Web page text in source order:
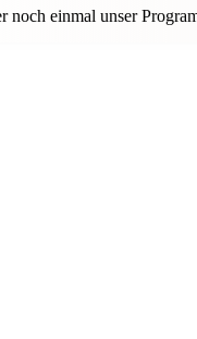
noch einmal unser